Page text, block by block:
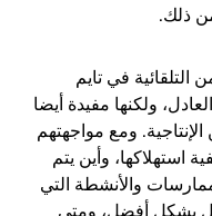
ذلك.
في تايم
ولكنها مفيدة أيضا
ومع مواجهتهم
استهلاكها، وأين يتم
والأنشطة التي